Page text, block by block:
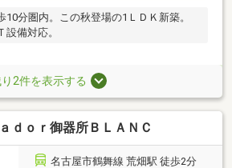
10分圏内。この秋登場の1ＬＤＫ新築。
設備対応。
2件を表示する
ｄｏｒ御器所ＢＬＡＮＣ
名古屋市鶴舞線 荒畑駅 徒歩2分